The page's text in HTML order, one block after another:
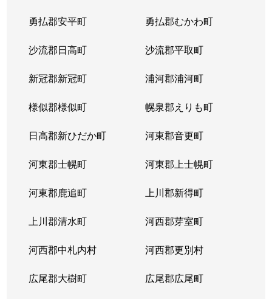
勇払郡安平町 勇払郡むかわ町
沙流郡日高町 沙流郡平取町
新冠郡新冠町 浦河郡浦河町
様似郡様似町 幌泉郡えりも町
日高郡新ひだか町 河東郡音更町
河東郡士幌町 河東郡上士幌町
河東郡鹿追町 上川郡新得町
上川郡清水町 河西郡芽室町
河西郡中札内村 河西郡更別村
広尾郡大樹町 広尾郡広尾町